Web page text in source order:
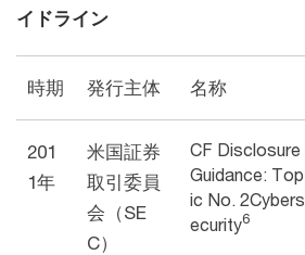
イドライン
時期 発行主体 名称
201
1年
米国証券
取引委員
会（SE
C）
CF Disclosure
Guidance: Top
ic No. 2Cybers
ecurity6